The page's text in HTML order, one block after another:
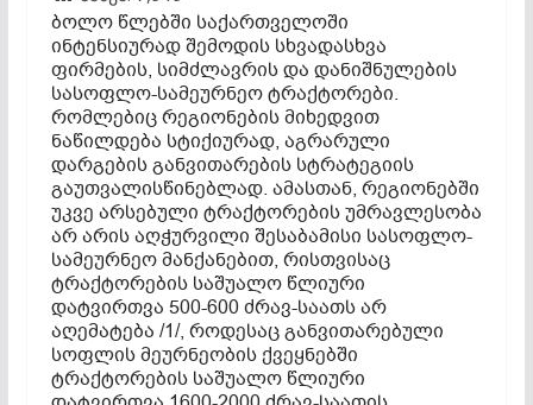
ბოლო წლებში საქართველოში
ინტენსიურად შემოდის სხვადასხვა
ფირმების, სიმძლავრის და დანიშნულების
სასოფლო-სამეურნეო ტრაქტორები.
რომლებიც რეგიონების მიხედვით
ნაწილდება სტიქიურად, აგრარული
დარგების განვითარების სტრატეგიის
გაუთვალისწინებლად. ამასთან, რეგიონებში
უკვე არსებული ტრაქტორების უმრავლესობა
არ არის აღჭურვილი შესაბამისი სასოფლო-
სამეურნეო მანქანებით, რისთვისაც
ტრაქტორების საშუალო წლიური
დატვირთვა 500-600 ძრავ-საათს არ
აღემატება /1/, როდესაც განვითარებული
სოფლის მეურნეობის ქვეყნებში
ტრაქტორების საშუალო წლიური